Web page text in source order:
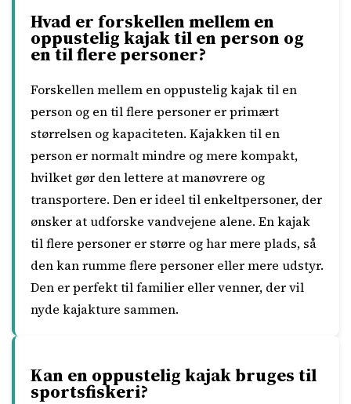
Hvad er forskellen mellem en
oppustelig kajak til en person og
en til flere personer?
Forskellen mellem en oppustelig kajak til en
person og en til flere personer er primært
størrelsen og kapaciteten. Kajakken til en
person er normalt mindre og mere kompakt,
hvilket gør den lettere at manøvrere og
transportere. Den er ideel til enkeltpersoner, der
ønsker at udforske vandvejene alene. En kajak
til flere personer er større og har mere plads, så
den kan rumme flere personer eller mere udstyr.
Den er perfekt til familier eller venner, der vil
nyde kajakture sammen.
Kan en oppustelig kajak bruges til
sportsfiskeri?